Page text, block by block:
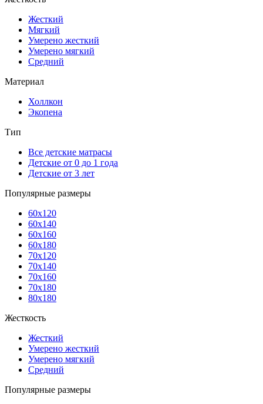
Жесткий
Мягкий
Умерено жесткий
Умерено мягкий
Средний
Материал
Холлкон
Экопена
Тип
Все детские матрасы
Детские от 0 до 1 года
Детские от 3 лет
Популярные размеры
60x120
60x140
60x160
60x180
70x120
70x140
70x160
70x180
80x180
Жесткость
Жесткий
Умерено жесткий
Умерено мягкий
Средний
Популярные размеры